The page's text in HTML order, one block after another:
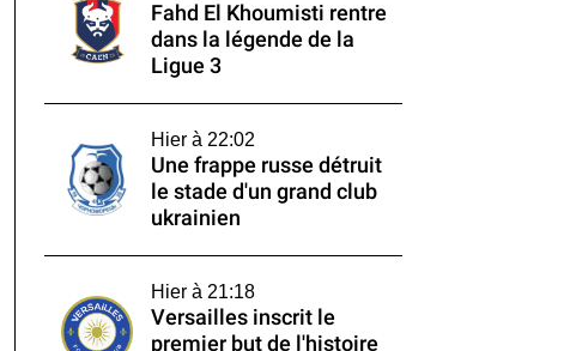
Fahd El Khoumisti rentre
dans la légende de la
Ligue 3
Hier à 22:02
Une frappe russe détruit
le stade d'un grand club
ukrainien
Hier à 21:18
Versailles inscrit le
premier but de l'histoire